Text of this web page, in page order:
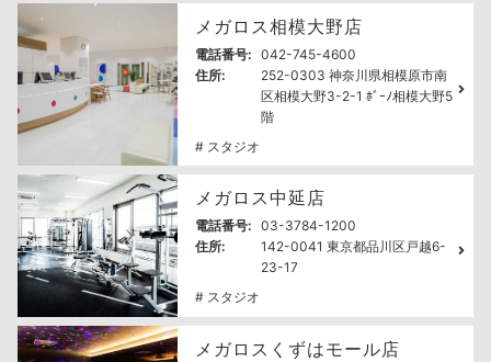
メガロス相模大野店
電話番号: 042-745-4600
住所:
252-0303 神奈川県相模原市南
区相模大野3-2-1 ﾎﾞｰﾉ相模大野5
階
# スタジオ
メガロス中延店
電話番号: 03-3784-1200
住所:
142-0041 東京都品川区戸越6-
23-17
# スタジオ
メガロスくずはモール店